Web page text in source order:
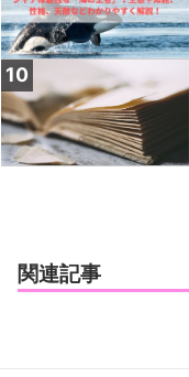
10
関連記事